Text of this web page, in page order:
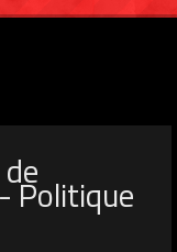
Politique